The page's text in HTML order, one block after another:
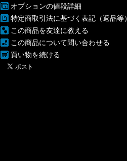
オプションの値段詳細
特定商取引法に基づく表記（返品等）
この商品を友達に教える
この商品について問い合わせる
買い物を続ける